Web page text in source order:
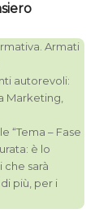
Armati
autorevoli:
Marketing,
“Tema – Fase
è lo
sarà
più, per i